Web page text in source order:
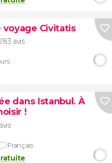
voyage Civitatis
avis
dans Istanbul. À
!
Français